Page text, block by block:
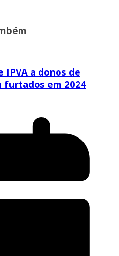
IPVA a donos de
furtados em 2024